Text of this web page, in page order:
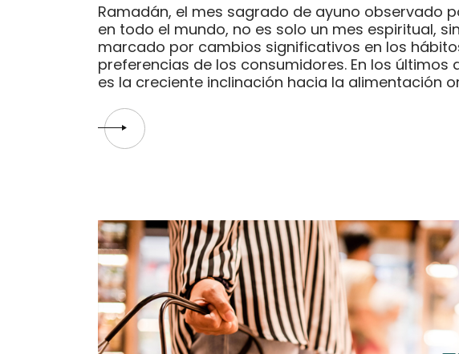
Ramadán, el mes sagrado de ayuno observado
en todo el mundo, no es solo un mes espiritual,
marcado por cambios significativos en los
preferencias de los consumidores. En los
es la creciente inclinación hacia la alimentación